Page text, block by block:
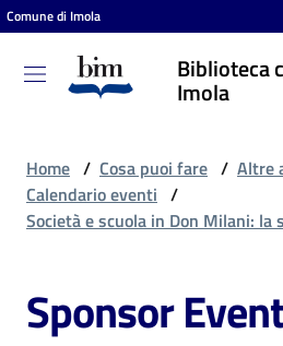
Vai al contenuto
Vai alla navigazione
Vai al footer
Comune di Imola
Biblioteca
Imola
Biblioteca
comunale
Cosa
Home / Cosa puoi fare / Altre
Calendario eventi /
Società e scuola in Don Milani: la
Sponsor